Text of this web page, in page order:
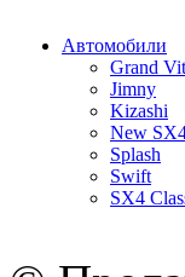
Автомобили
Grand
Jimny
Kizashi
New
Splash
Swift
SX4